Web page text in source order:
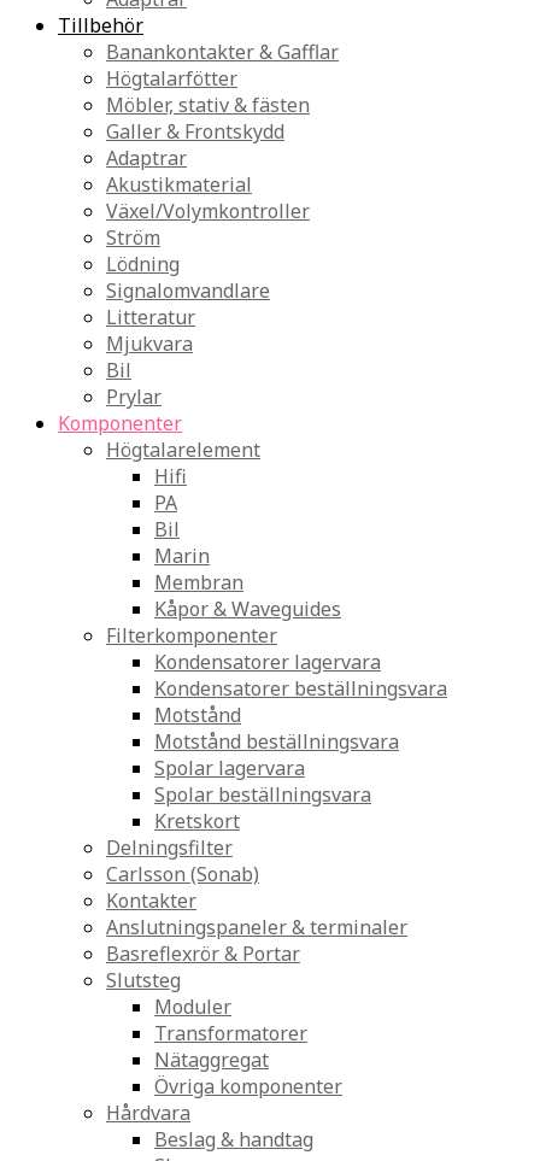
Tillbehör
Banankontakter & Gafflar
Högtalarfötter
Möbler, stativ & fästen
Galler & Frontskydd
Adaptrar
Akustikmaterial
Växel/Volymkontroller
Ström
Lödning
Signalomvandlare
Litteratur
Mjukvara
Bil
Prylar
Komponenter
Högtalarelement
Hifi
PA
Bil
Marin
Membran
Kåpor & Waveguides
Filterkomponenter
Kondensatorer lagervara
Kondensatorer beställningsvara
Motstånd
Motstånd beställningsvara
Spolar lagervara
Spolar beställningsvara
Kretskort
Delningsfilter
Carlsson (Sonab)
Kontakter
Anslutningspaneler & terminaler
Basreflexrör & Portar
Slutsteg
Moduler
Transformatorer
Nätaggregat
Övriga komponenter
Hårdvara
Beslag & handtag